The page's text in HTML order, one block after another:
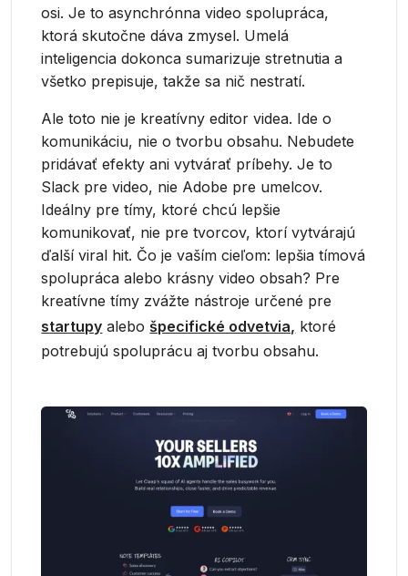
osi. Je to asynchrónna video spolupráca,
ktorá skutočne dáva zmysel. Umelá
inteligencia dokonca sumarizuje stretnutia a
všetko prepisuje, takže sa nič nestratí.
Ale toto nie je kreatívny editor videa. Ide o
komunikáciu, nie o tvorbu obsahu. Nebudete
pridávať efekty ani vytvárať príbehy. Je to
Slack pre video, nie Adobe pre umelcov.
Ideálny pre tímy, ktoré chcú lepšie
komunikovať, nie pre tvorcov, ktorí vytvárajú
ďalší viral hit. Čo je vaším cieľom: lepšia tímová
spolupráca alebo krásny video obsah? Pre
kreatívne tímy zvážte nástroje určené pre
startupy alebo špecifické odvetvia, ktoré
potrebujú spoluprácu aj tvorbu obsahu.